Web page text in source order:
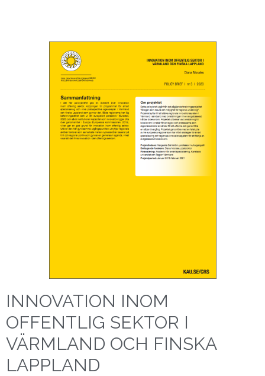
INNOVATION INOM
OFFENTLIG SEKTOR I
VÄRMLAND OCH FINSKA
LAPPLAND